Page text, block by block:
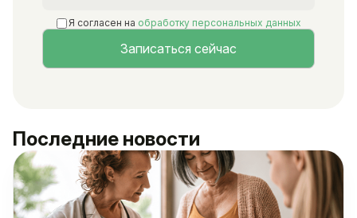
Я согласен на обработку персональных данных
Последние новости